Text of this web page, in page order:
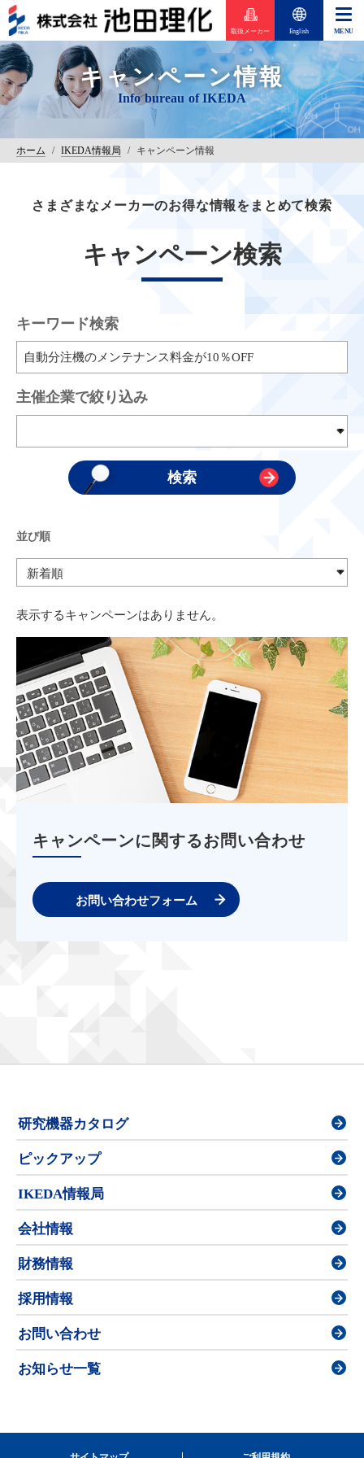
取扱メーカー English
キャンペーン情報
ホーム / IKEDA情報局 / キャンペーン情報
さまざまなメーカーのお得な情報をまとめて検索
キャンペーン検索
キーワード検索
主催企業で絞り込み
並び順
表示するキャンペーンはありません。
キャンペーンに関するお問い合わせ
お問い合わせフォーム
研究機器カタログ
ピックアップ
IKEDA情報局
会社情報
財務情報
採用情報
お問い合わせ
お知らせ一覧